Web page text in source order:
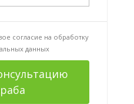
согласие на обработку
данных